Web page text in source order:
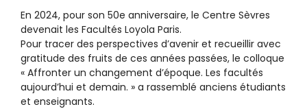
En 2024, pour son 50e anniversaire, le Centre Sèvres
devenait les Facultés Loyola Paris.
Pour tracer des perspectives d’avenir et recueillir avec
gratitude des fruits de ces années passées, le colloque
« Affronter un changement d’époque. Les facultés
aujourd’hui et demain. » a rassemblé anciens étudiants
et enseignants.